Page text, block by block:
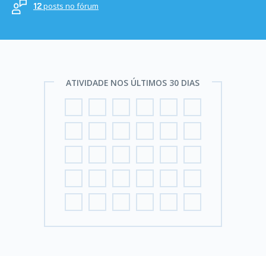
12posts no fórum
ATIVIDADE NOS ÚLTIMOS 30 DIAS